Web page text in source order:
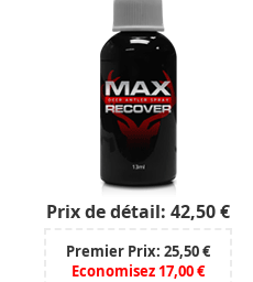
Prix ​​de détail: 42,50 €
Premier Prix: 25,50 €
Economisez 17,00 €